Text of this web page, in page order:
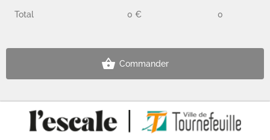
Total 0 € 0
Commander